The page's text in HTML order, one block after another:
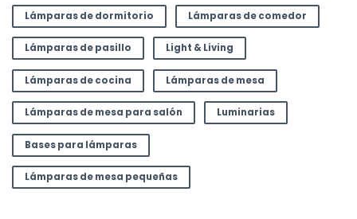
Lámparas de dormitorio Lámparas de comedor
Lámparas de pasillo Light & Living
Lámparas de cocina Lámparas de mesa
Lámparas de mesa para salón Luminarias
Bases para lámparas
Lámparas de mesa pequeñas